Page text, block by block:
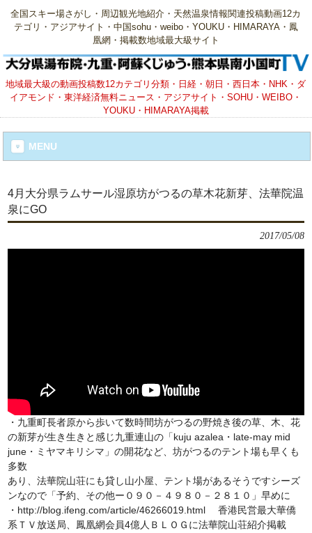
全国スキー場さがし・周辺観光地紹介・天然温泉情報関連投稿動画12カ
テゴリ・アジアサイト・中国sohu・weibo・YOUKU・HIMARAYA・鳳
凰網・掲載数地域最大級サイト
地域最大級の動画投稿数12カテゴリ分類・日経・朝日・西日本・NHK・ダ
イアモンド・東洋経済無料ニュース・アジアサイト・SOHU・WEIBO・
YOUKU・HIMARAYA掲載
MENU
4月大分県ラムサール湿原坊がつるの草木花新芽、法華院温
泉にGO
2017/05/08
・九重町長者原から歩いて数時間坊がつるの野焼き後の草、木、花
の新芽が生き生きと感じ九重連山の「kuju azalea・late-may mid
june・ミヤマキリシマ」の開花など、坊がつるのテント場も早くも
多数
あり、法華院山荘にも貸し山小屋、テント場があるそうですシーズ
ンなので「予約、その他ー０９０－４９８０－２８１０」早めに
・http://blog.ifeng.com/article/46266019.html 香港民営最大華僑
系ＴＶ放送局、鳳凰網会員4億人ＢＬＯＧに法華院山荘紹介掲載